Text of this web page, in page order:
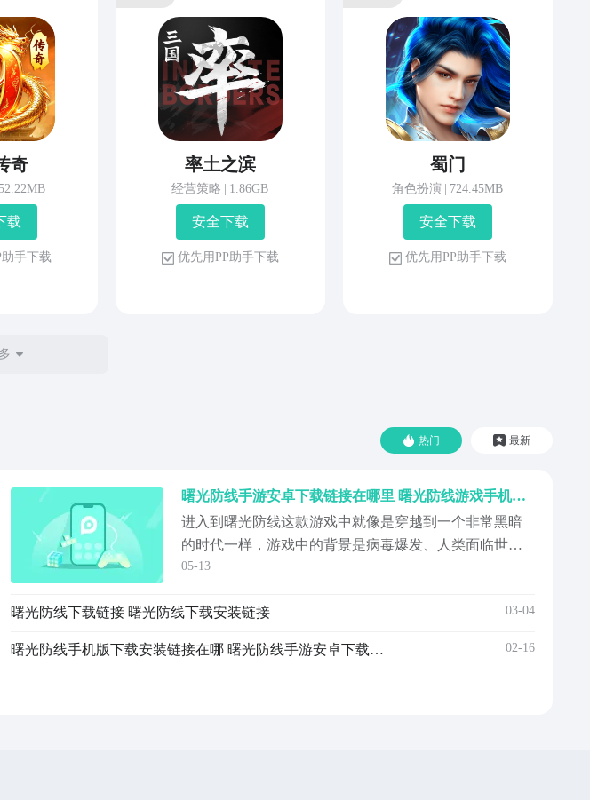
奇
52.22MB
载
助 手 下 载
率土之滨
经营策略 1.86GB
安 全 下 载
优 先 用 P P 助 手 下 载
蜀门
角色扮演 724.45MB
安 全 下 载
优 先 用 P P 助 手 下 载
热门 最新
曙光防线手游安卓下载链接在哪里 曙光防线游戏手机版下载最新版本
进入到曙光防线这款游戏中就像是穿越到一个非常黑暗
的时代一样，游戏中的背景是病毒爆发、人类面临世界
末日，并且还有很多的傀儡人威胁到人类的生命。曙光
时就能进入游戏中感受到世界末日，可能会为人类带来
址》》》》》#...
05-13
曙光防线下载链接 曙光防线下载安装链接 03-04
曙光防线手机版下载安装链接在哪 曙光防线手游安卓下载预约链接推荐 02-16